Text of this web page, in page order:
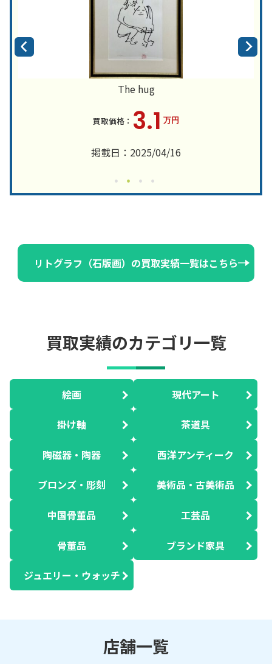
The hug
3.1 万円
掲載日：2025/04/16
リトグラフ（石版画）の買取実績一覧はこちら
買取実績のカテゴリ一覧
絵画 現代アート
掛け軸 茶道具
陶磁器・陶器 西洋アンティーク
ブロンズ・彫刻 美術品・古美術品
中国骨董品 工芸品
骨董品 ブランド家具
ジュエリー・ウォッチ
店舗一覧